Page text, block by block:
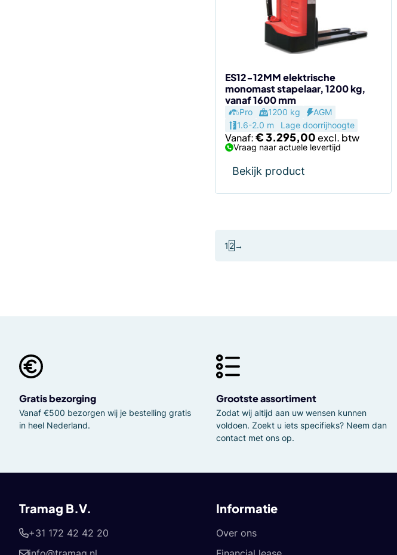
ES12-12MM elektrische
monomast stapelaar, 1200 kg,
vanaf 1600 mm
Pro 1200 kg
AGM
1.6-2.0 m
Lage doorrijhoogte
Vanaf:€3.295,00
Vraag naar actuele levertijd
Bekijk product
de
productpagina
1 2→
Gratis bezorging
Vanaf €500 bezorgen wij je bestelling gratis
in heel Nederland.
Grootste assortiment
Zodat wij altijd aan uw wensen kunnen
voldoen. Zoekt u iets specifieks? Neem dan
contact met ons op.
Tramag B.V.
+31 172 42 42 20
Informatie
Over ons